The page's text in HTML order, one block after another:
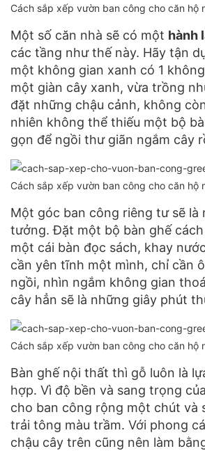
Cách sắp xếp vườn ban công cho căn hộ
Một số căn nhà sẽ có một hành
các tầng như thế này. Hãy tận
một không gian xanh có 1
một giàn cây xanh, vừa trồng
đặt những chậu cảnh, không
nhiên không thể thiếu một bộ
gọn để ngồi thư giãn ngắm cây
Cách sắp xếp vườn ban công cho căn hộ
Một góc ban công riêng tư sẽ là
tưởng. Đặt một bộ bàn ghế cách
một cái bàn đọc sách, khay
cần yên tĩnh một mình, chỉ cần
ngồi, nhìn ngắm không gian
cây hẳn sẽ là những giây phút
Cách sắp xếp vườn ban công cho căn hộ
Bàn ghế nội thất thì gỗ luôn là
hợp. Vì độ bền và sang trọng
cho ban công rộng một chút và
trải tông màu trầm. Với phong
chậu cây trên cũng nên làm